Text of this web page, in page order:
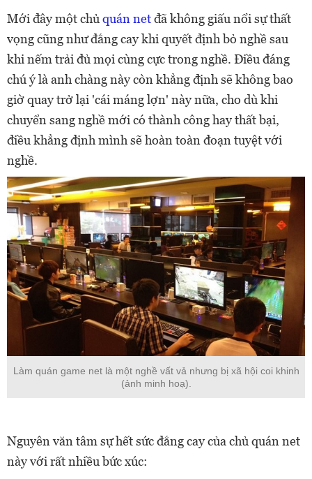
Mới đây một chủ quán netđã không giấu nổi sự thất
vọng cũng như đắng cay khi quyết định bỏ nghề sau
khi nếm trải đủ mọi cùng cực trong nghề. Điều đáng
chú ý là anh chàng này còn khẳng định sẽ không bao
giờ quay trở lại 'cái máng lợn' này nữa, cho dù khi
chuyển sang nghề mới có thành công hay thất bại,
điều khẳng định mình sẽ hoàn toàn đoạn tuyệt với
nghề.
Làm quán game net là một nghề vất vả nhưng bị xã hội coi khinh
(ảnh minh hoạ).
Nguyên văn tâm sự hết sức đắng cay của chủ quán net
này với rất nhiều bức xúc: